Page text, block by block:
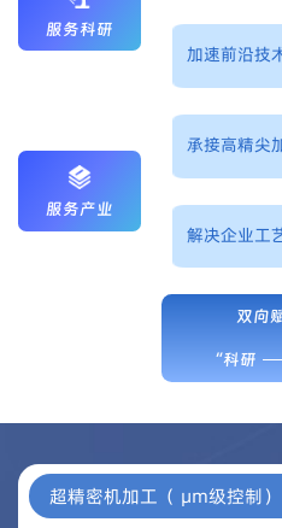
服务科研
加速前沿技
服务产业
承接高精尖
解决企业工
双向
“科研
超精密机加工（ μm级控制）